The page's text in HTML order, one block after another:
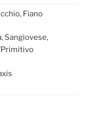
Fiano
Sangiovese,